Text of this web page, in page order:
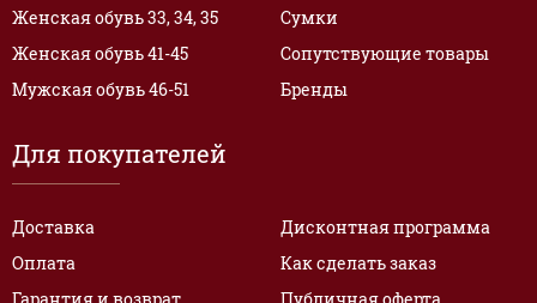
Женская обувь 33, 34, 35
Женская обувь 41-45
Мужская обувь 46-51
Сумки
Сопутствующие товары
Бренды
Для покупателей
Доставка
Оплата
Дисконтная программа
Как сделать заказ